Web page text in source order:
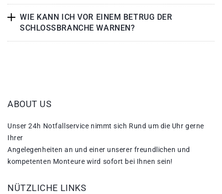
WIE KANN ICH VOR EINEM BETRUG DER
SCHLOSSBRANCHE WARNEN?
ABOUT US
Unser 24h Notfallservice nimmt sich Rund um die Uhr gerne
Ihrer
Angelegenheiten an und einer unserer freundlichen und
kompetenten Monteure wird sofort bei Ihnen sein!
NÜTZLICHE LINKS